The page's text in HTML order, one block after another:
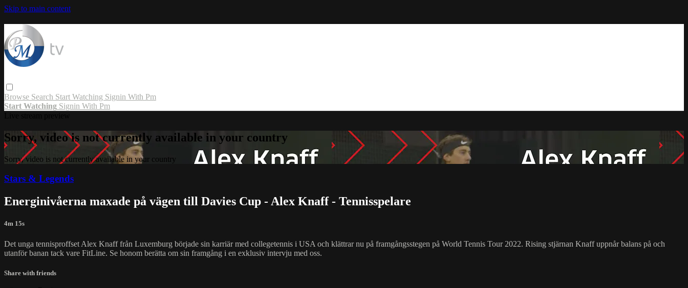
Skip to main content
Browse Search Start Watching Signin With Pm
Start Watching Signin With Pm
Sorry, video is not currently available in your country
Sorry, video is not currently available in your country
Stars & Legends
Energinivåerna maxade på vägen till Davies Cup - Alex Knaff - Tennisspelare
4m 15s
Det unga tennisproffset Alex Knaff från Luxemburg började sin karriär med collegetennis i USA och klättrar nu på framgångsstegen på World Tennis Tour 2022. Rising stjärnan Knaff uppnår balans på och
utanför banan tack vare FitLine. Se honom berätta om sin framgång i en exklusiv intervju med oss.
Share with friends